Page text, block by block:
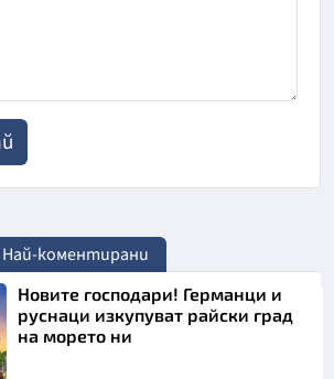
Най-коментирани
Новите господари! Германци и
руснаци изкупуват райски град
на морето ни